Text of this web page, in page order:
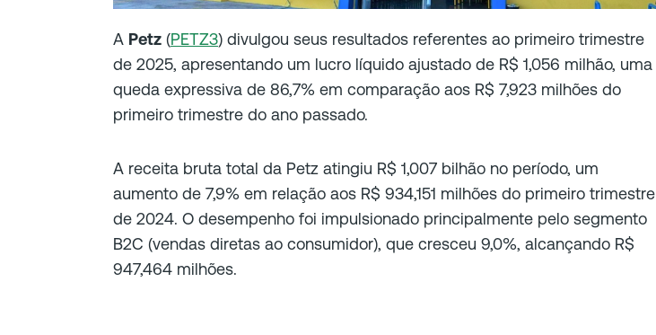
A Petz (PETZ3) divulgou seus resultados referentes ao primeiro trimestre
de 2025, apresentando um lucro líquido ajustado de R$ 1,056 milhão, uma
queda expressiva de 86,7% em comparação aos R$ 7,923 milhões do
primeiro trimestre do ano passado.
A receita bruta total da Petz atingiu R$ 1,007 bilhão no período, um
aumento de 7,9% em relação aos R$ 934,151 milhões do primeiro trimestre
de 2024. O desempenho foi impulsionado principalmente pelo segmento
B2C (vendas diretas ao consumidor), que cresceu 9,0%, alcançando R$
947,464 milhões.